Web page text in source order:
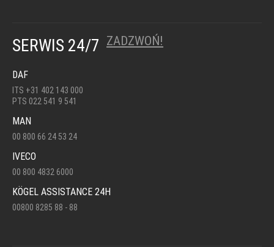
SERWIS 24/7 ZADZWOŃ!
DAF
ITS +31 402 143 000
PTS 022 541 9 541
MAN
00 800 66 24 53 24
IVECO
00 800 4832 6000
KÖGEL ASSISTANCE 24H
00800 8285 88 - 88